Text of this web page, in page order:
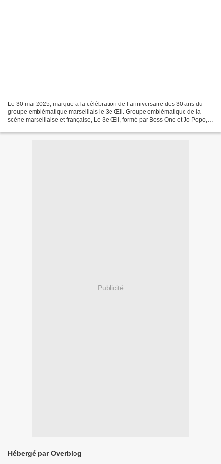
Le 30 mai 2025, marquera la célébration de l’anniversaire des 30 ans du
groupe emblématique marseillais le 3e Œil. Groupe emblématique de la
scène marseillaise et française, Le 3e Œil, formé par Boss One et Jo Popo, a
Publicité
Hébergé par Overblog